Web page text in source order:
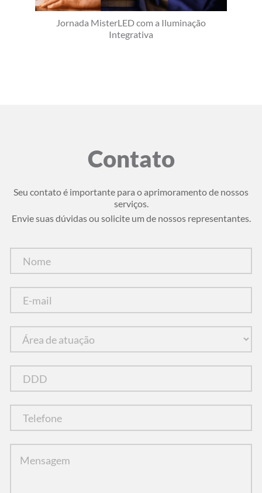
Jornada MisterLED com a Iluminação
Integrativa
Contato
Seu contato é importante para o aprimoramento de nossos
serviços.
Envie suas dúvidas ou solicite um de nossos representantes.